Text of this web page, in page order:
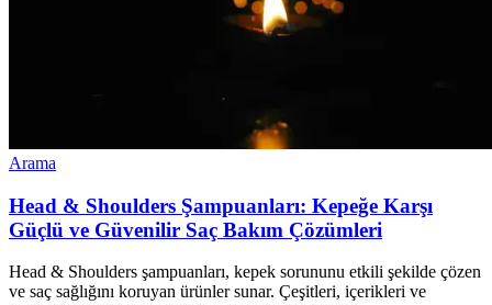
Arama
Head & Shoulders Şampuanları: Kepeğe Karşı
Güçlü ve Güvenilir Saç Bakım Çözümleri
Head & Shoulders şampuanları, kepek sorununu etkili şekilde çözen
ve saç sağlığını koruyan ürünler sunar. Çeşitleri, içerikleri ve